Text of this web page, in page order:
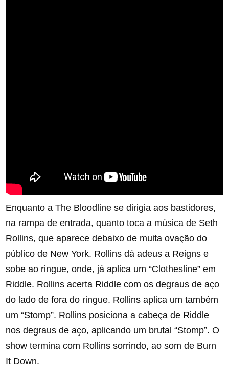
Enquanto a The Bloodline se dirigia aos bastidores,
na rampa de entrada, quanto toca a música de Seth
Rollins, que aparece debaixo de muita ovação do
público de New York. Rollins dá adeus a Reigns e
sobe ao ringue, onde, já aplica um “Clothesline” em
Riddle. Rollins acerta Riddle com os degraus de aço
do lado de fora do ringue. Rollins aplica um também
um “Stomp”. Rollins posiciona a cabeça de Riddle
nos degraus de aço, aplicando um brutal “Stomp”. O
show termina com Rollins sorrindo, ao som de Burn
It Down.